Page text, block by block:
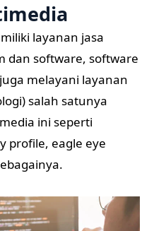
layanan jasa
dan software, software
melayani layanan
salah satunya
ini seperti
profile, eagle eye